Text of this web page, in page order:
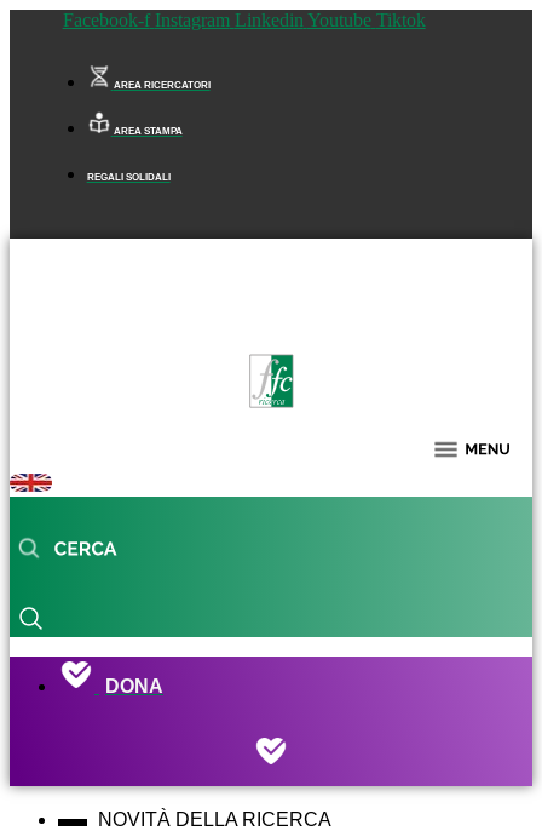
Facebook-f Instagram Linkedin Youtube Tiktok
AREA RICERCATORI
AREA STAMPA
REGALI SOLIDALI
DONA
NOVITÀ DELLA RICERCA